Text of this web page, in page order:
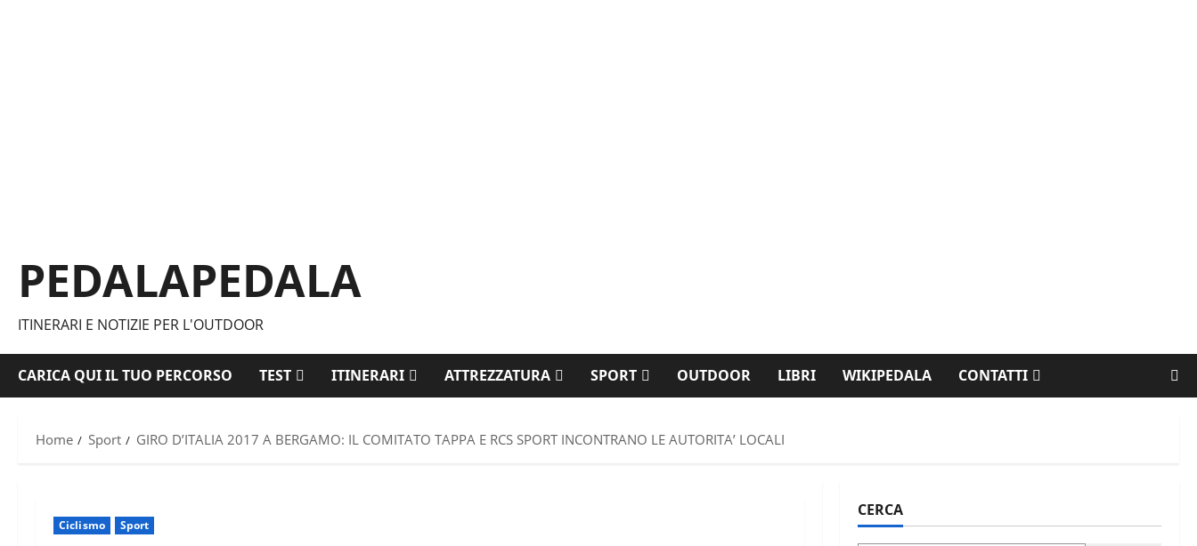
PEDALAPEDALA
ITINERARI E NOTIZIE PER L'OUTDOOR
CARICA QUI IL TUO PERCORSO TEST ITINERARI ATTREZZATURA SPORT OUTDOOR LIBRI WIKIPEDALA CONTATTI
Home Sport GIRO D’ITALIA 2017 A BERGAMO: IL COMITATO TAPPA E RCS SPORT INCONTRANO LE AUTORITA’ LOCALI
Ciclismo Sport
CERCA